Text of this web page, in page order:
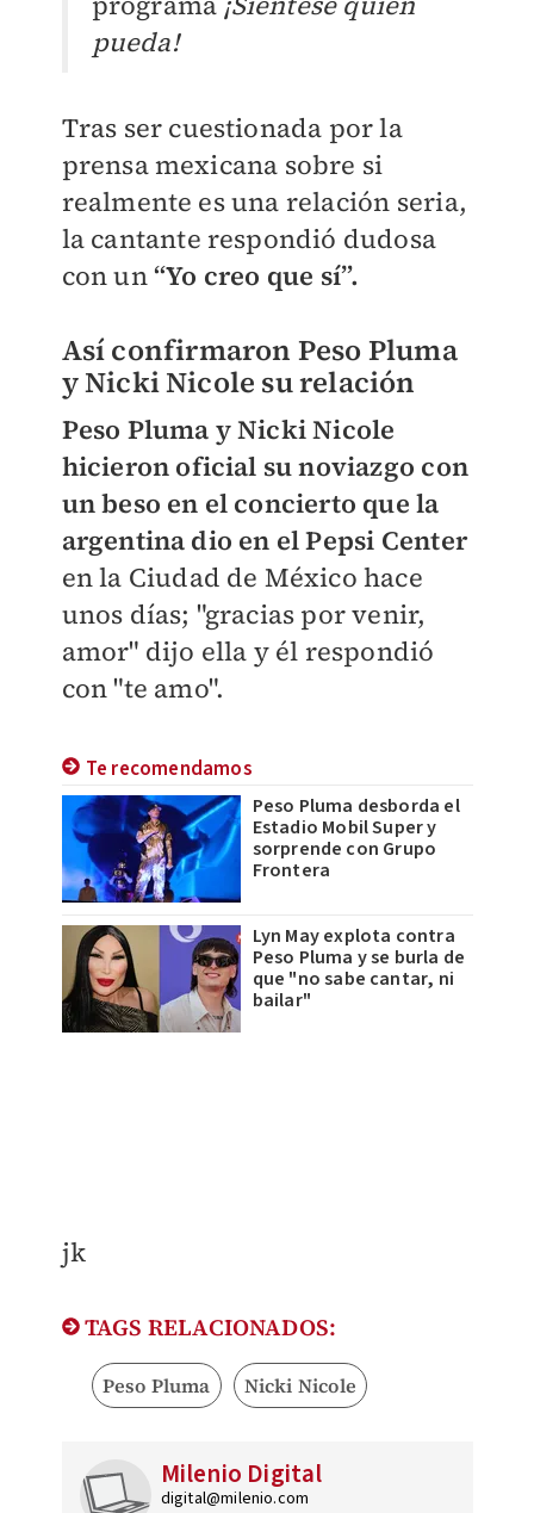
pueda!
Tras ser cuestionada por la
prensa mexicana sobre si
realmente es una relación seria,
la cantante respondió dudosa
con un“Yo creo que sí”.
Así confirmaron Peso Pluma
y Nicki Nicole su relación
Peso Pluma y Nicki Nicole
hicieron oficial su noviazgo con
un beso en el concierto que la
argentina dio en el Pepsi Center
en la Ciudad de México hace
unos días; "gracias por venir,
amor" dijo ella y él respondió
con "te amo".
Te recomendamos
Peso Pluma desborda el
Estadio Mobil Super y
sorprende con Grupo
Frontera
Lyn May explota contra
Peso Pluma y se burla de
que "no sabe cantar, ni
bailar"
jk
TAGS RELACIONADOS:
Peso Pluma Nicki Nicole
Milenio Digital
digital@milenio.com